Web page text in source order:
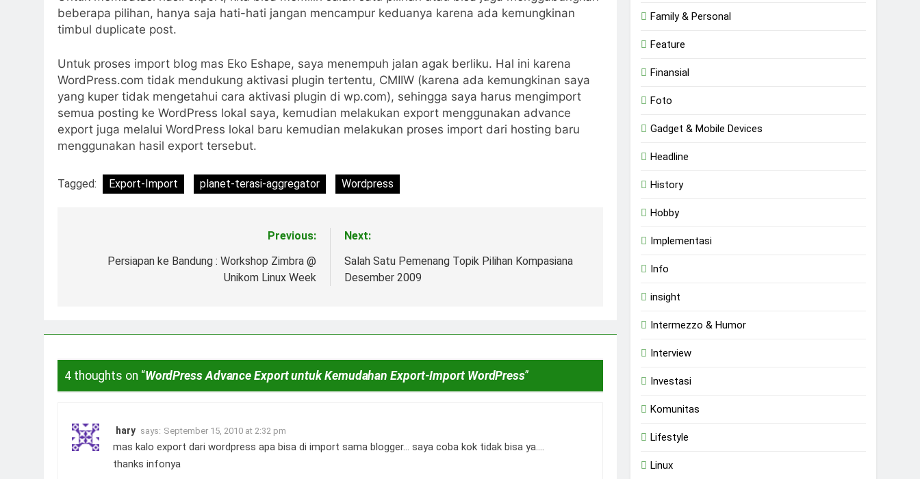
beberapa pilihan, hanya saja hati-hati jangan mencampur keduanya karena ada kemungkinan
timbul duplicate post.
Untuk proses import blog mas Eko Eshape, saya menempuh jalan agak berliku. Hal ini karena
WordPress.com tidak mendukung aktivasi plugin tertentu, CMIIW (karena ada kemungkinan saya
yang kuper tidak mengetahui cara aktivasi plugin di wp.com), sehingga saya harus mengimport
semua posting ke WordPress lokal saya, kemudian melakukan export menggunakan advance
export juga melalui WordPress lokal baru kemudian melakukan proses import dari hosting baru
menggunakan hasil export tersebut.
Tagged: Export-Import planet-terasi-aggregator Wordpress
navigation
Previous:
Persiapan ke Bandung : Workshop Zimbra @
Unikom Linux Week
Next:
Salah Satu Pemenang Topik Pilihan Kompasiana
Desember 2009
4 thoughts on “WordPress Advance Export untuk Kemudahan Export-Import WordPress”
hary says: September 15, 2010 at 2:32 pm
mas kalo export dari wordpress apa bisa di import sama blogger… saya coba kok tidak bisa ya….
thanks infonya
Family & Personal
Feature
Finansial
Foto
Gadget & Mobile Devices
Headline
History
Hobby
Implementasi
Info
insight
Intermezzo & Humor
Interview
Investasi
Komunitas
Lifestyle
Linux